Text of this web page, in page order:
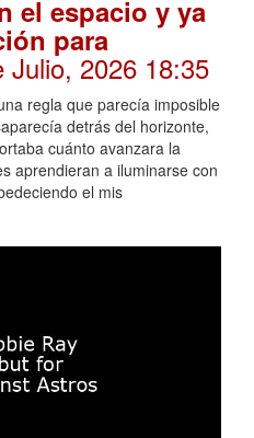
el espacio y ya
para
Julio, 2026 18:35
regla que parecía imposible
detrás del horizonte,
cuánto avanzara la
aprendieran a iluminarse con
el mis